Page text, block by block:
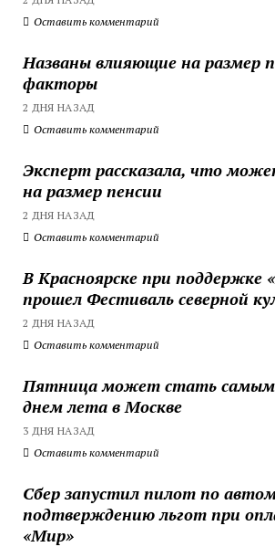
Оставить комментарий
Названы влияющие на размер
факторы
2 ДНЯ НАЗАД
Оставить комментарий
Эксперт рассказала, что
на размер пенсии
2 ДНЯ НАЗАД
Оставить комментарий
В Красноярске при поддержке
прошел Фестиваль северной
2 ДНЯ НАЗАД
Оставить комментарий
Пятница может стать
днем лета в Москве
3 ДНЯ НАЗАД
Оставить комментарий
Сбер запустил пилот по
подтверждению льгот при
«Мир»